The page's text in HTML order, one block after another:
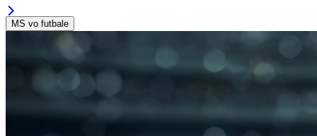
MS vo futbale